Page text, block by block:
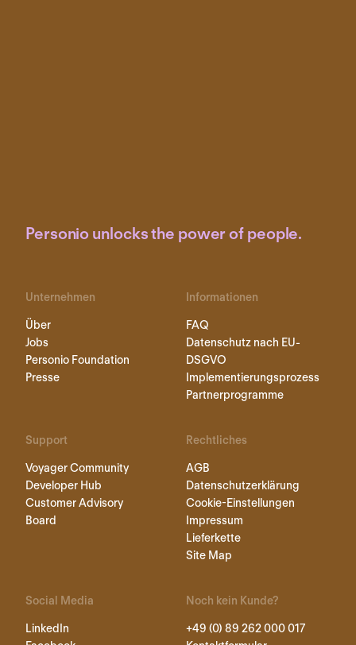
Personio unlocks the power of people.
Unternehmen
Über
Jobs
Personio Foundation
Presse
Informationen
FAQ
Datenschutz nach EU-
DSGVO
Implementierungsprozess
Partnerprogramme
Support
Voyager Community
Developer Hub
Customer Advisory
Board
Rechtliches
AGB
Datenschutzerklärung
Cookie-Einstellungen
Impressum
Lieferkette
Site Map
Social Media
LinkedIn
Noch kein Kunde?
+49 (0) 89 262 000 017